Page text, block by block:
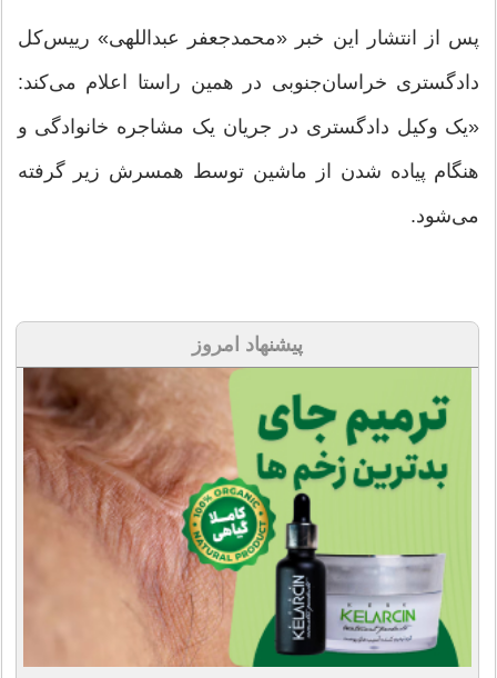
پس از انتشار این خبر «محمدجعفر عبداللهی» رییس‌کل
دادگستری خراسان‌جنوبی در همین راستا اعلام می‌کند:
«یک وکیل دادگستری در جریان یک مشاجره خانوادگی و
هنگام پیاده شدن از ماشین توسط همسرش زیر گرفته
می‌شود.
پیشنهاد امروز